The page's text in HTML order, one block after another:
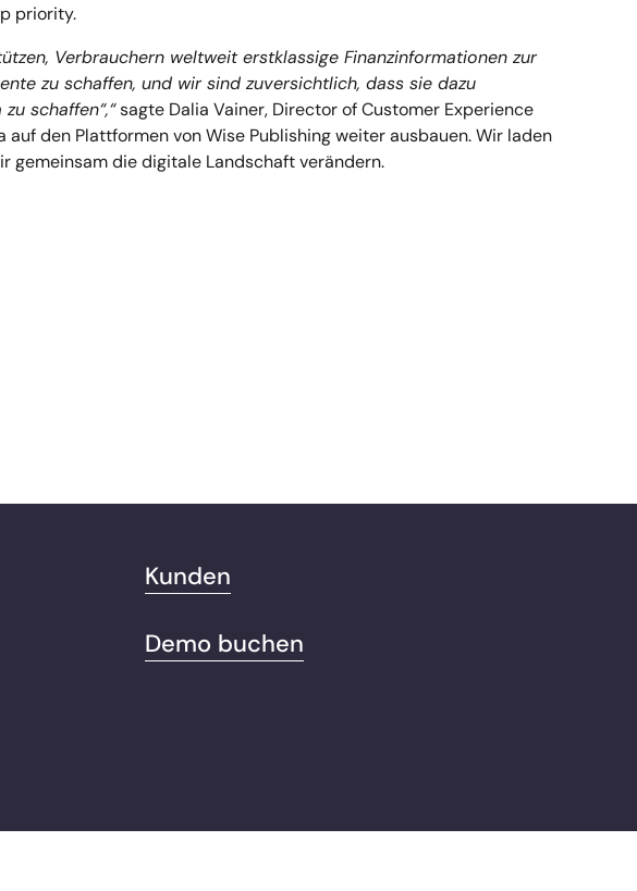
priority.
Verbrauchern weltweit erstklassige Finanzinformationen zur
zu schaffen, und wir sind zuversichtlich, dass sie dazu
schaffen“,“sagte Dalia Vainer, Director of Customer Experience
den Plattformen von Wise Publishing weiter ausbauen. Wir laden
gemeinsam die digitale Landschaft verändern.
Kunden
Demo buchen